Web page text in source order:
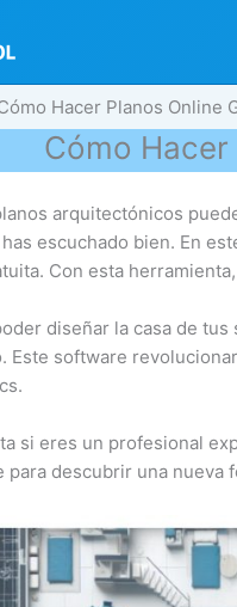
Hacer Planos Online
Cómo Hacer
arquitectónicos
has escuchado bien. En
Con esta
diseñar la casa de
Este software
si eres un profesional
para descubrir una nueva